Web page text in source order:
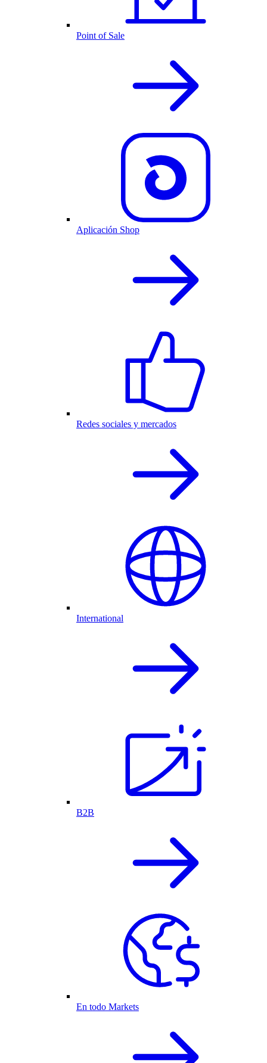
Point of Sale
Aplicación Shop
Redes sociales y mercados
International
B2B
En todo Markets